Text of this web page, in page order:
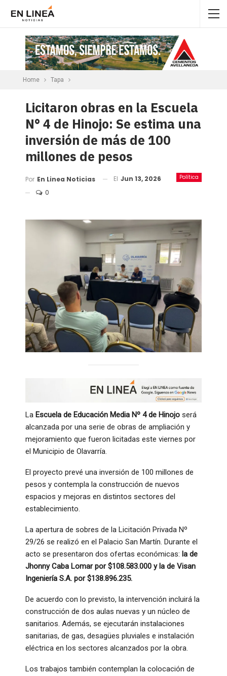
Home Tapa
Licitaron obras en la Escuela
N° 4 de Hinojo: Se estima una
inversión de más de 100
millones de pesos
Política
Por En Linea Noticias El Jun 13, 2026
0
La Escuela de Educación Media Nº 4 de Hinojo será
alcanzada por una serie de obras de ampliación y
mejoramiento que fueron licitadas este viernes por
el Municipio de Olavarría.
El proyecto prevé una inversión de 100 millones de
pesos y contempla la construcción de nuevos
espacios y mejoras en distintos sectores del
establecimiento.
La apertura de sobres de la Licitación Privada Nº
29/26 se realizó en el Palacio San Martín. Durante el
acto se presentaron dos ofertas económicas: la de
Jhonny Caba Lomar por $108.583.000 y la de Visan
Ingeniería S.A. por $138.896.235.
De acuerdo con lo previsto, la intervención incluirá la
construcción de dos aulas nuevas y un núcleo de
sanitarios. Además, se ejecutarán instalaciones
sanitarias, de gas, desagües pluviales e instalación
eléctrica en los sectores alcanzados por la obra.
Los trabajos también contemplan la colocación de